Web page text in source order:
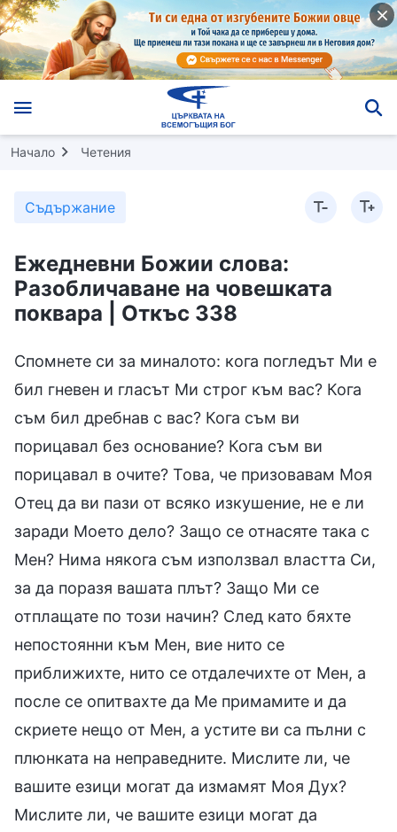
Начало Четения
Съдържание
Ежедневни Божии слова:
Разобличаване на човешката
поквара | Откъс 338
Спомнете си за миналото: кога погледът Ми е
бил гневен и гласът Ми строг към вас? Кога
съм бил дребнав с вас? Кога съм ви
порицавал без основание? Кога съм ви
порицавал в очите? Това, че призовавам Моя
Отец да ви пази от всяко изкушение, не е ли
заради Моето дело? Защо се отнасяте така с
Мен? Нима някога съм използвал властта Си,
за да поразя вашата плът? Защо Ми се
отплащате по този начин? След като бяхте
непостоянни към Мен, вие нито се
приближихте, нито се отдалечихте от Мен, а
после се опитвахте да Ме примамите и да
скриете нещо от Мен, а устите ви са пълни с
плюнката на неправедните. Мислите ли, че
вашите езици могат да измамят Моя Дух?
Мислите ли, че вашите езици могат да